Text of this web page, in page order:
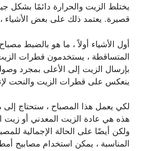
يختلط الزيت والحرارة دائمًا بشكل
قصيرة. يعتمد ذلك على بعض الأشياء
أول الأشياء أولاً ، ما هو بالضبط
المتساقطة ، يستخدمون قطرات
بإرسال الزيت إلى الأعلى بمجرد
ينعكس على قطرات الزيت والنحت
لكي يعمل هذا المصباح ، ستحتاج إلى
هذه هي عادة الزيت المعدني أو زيت
ولكن أيضًا على الحالة الإجمالية
المناسبة ، يمكن استخدام مصابيح